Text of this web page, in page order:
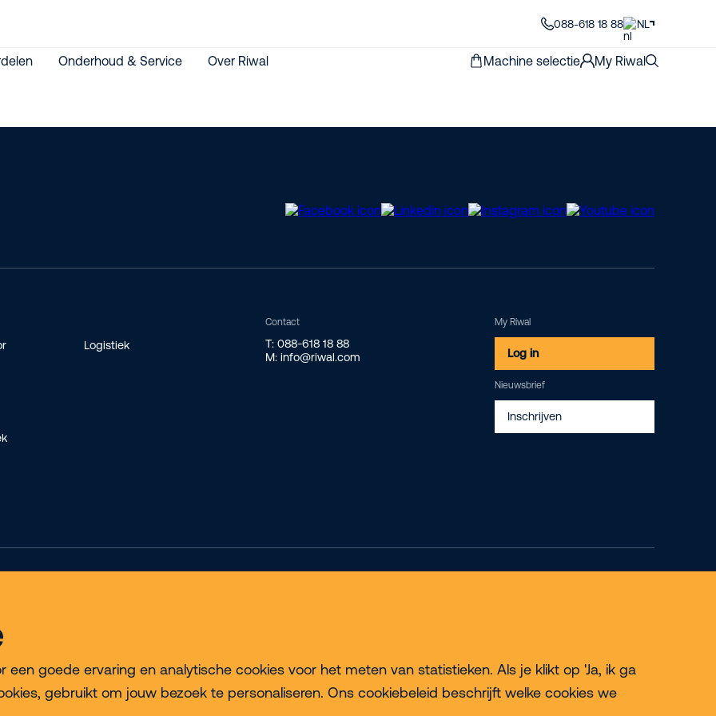
goede ervaring en analytische cookies voor het meten van statistieken. Als je klikt op 'Ja, ik ga
gebruikt om jouw bezoek te personaliseren. Ons cookiebeleid beschrijft welke cookies we
088-618 18 88 NL
Onderhoud & Service Over Riwal Machine selectie My Riwal
Logistiek
Contact
T: 088-618 18 88
M: info@riwal.com
My Riwal
Log in
Nieuwsbrief
Inschrijven